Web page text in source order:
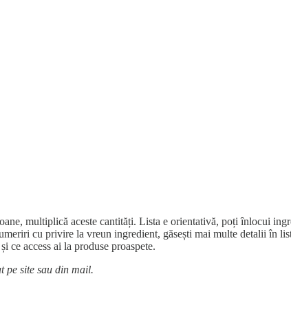
multiplică aceste cantități. Lista e orientativă, poți înlocui
cu privire la vreun ingredient, găsești mai multe detalii în
ce access ai la produse proaspete.
pe site sau din mail.